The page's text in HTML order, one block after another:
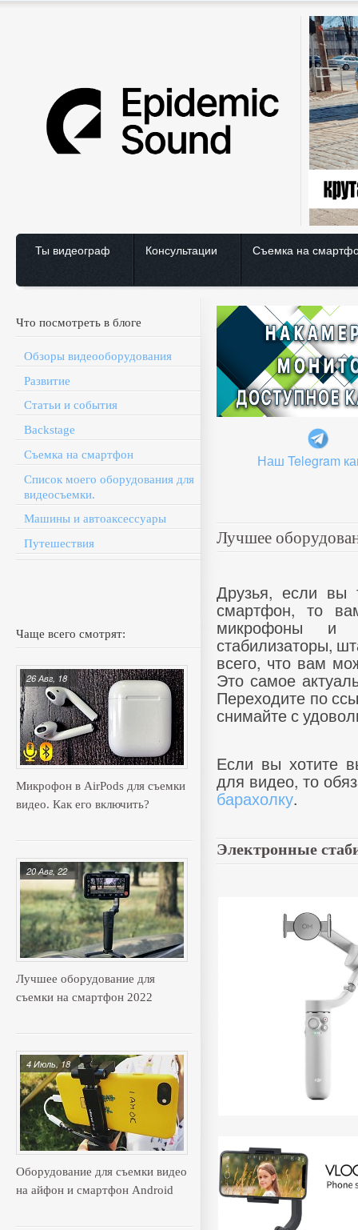
Ты видеограф Консультации Съемка на
Что посмотреть в блоге
Обзоры видеооборудования
Развитие
Статьи и события
Backstage
Съемка на смартфон
Список моего оборудования для
видеосъемки.
Машины и автоаксессуары
Путешествия
Чаще всего смотрят:
Микрофон в AirPods для съемки
видео. Как его включить?
26 Авг, 18
Лучшее оборудование для
съемки на смартфон 2022
20 Авг, 22
Оборудование для съемки видео
на айфон и смартфон Android
4 Июль, 18
Наш Telegram
Лучшее
Друзья, если вы
смартфон, то
микрофоны и
стабилизаторы,
всего, что вам
Это самое
Переходите по
снимайте с
Если вы хотите
для видео, то
барахолку.
Электронные